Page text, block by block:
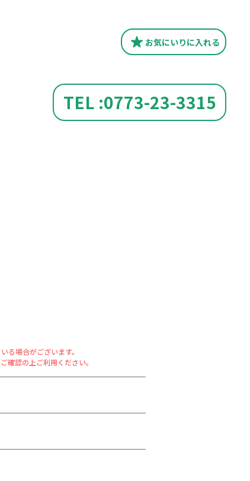
お気にいりに入れる
TEL :0773-23-3315
る場合がございます。
確認の上ご利用ください。